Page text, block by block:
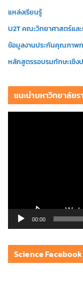
แหล่งเรียนรู้
U2T คณะวิทยาศาสตร์และ
ข้อมูลงานประกันคุณภาพก
หลักสูตรรอบรมทักษะเชิง
แนะนำมหาวิทยาลัย
ดี
โ
00:00
Science